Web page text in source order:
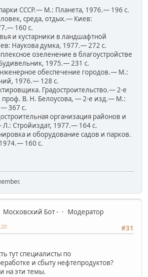
СССР.— М.: Планета, 1976.— 196 с.
среда, отдых.— Киев:
160 с.
и кустарники в ландшафтной
Наукова думка, 1977.— 272 с.
озеленение в благоустройстве
1975.— 231 с.
обеспечение городов.— М.:
1976.— 128 с.
Градостроительство.— 2-е
проф. В. Н. Белоусова, — 2-е изд.— М.:
367 с.
организация районов и
Стройиздат, 1977.— 164 с.
и оборудование садов и парков.
160 с.
Московский Бот -
Модератор
#31
тут специалисты по
и сбыту нефтепродуктов?
на эти темы.